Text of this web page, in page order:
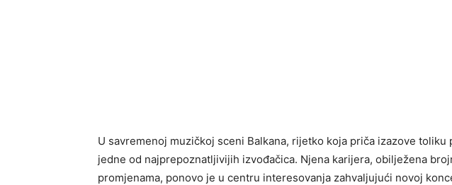
U savremenoj muzičkoj sceni Balkana, rijetko koja priča izazove toliku
jedne od najprepoznatljivijih izvođačica. Njena karijera, obilježena
promjenama, ponovo je u centru interesovanja zahvaljujući novoj